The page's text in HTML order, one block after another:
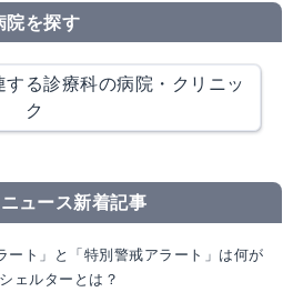
院を探す
る診療科の病院・クリニッ
ク
ュース新着記事
ート」と「特別警戒アラート」は何が
ェルターとは？